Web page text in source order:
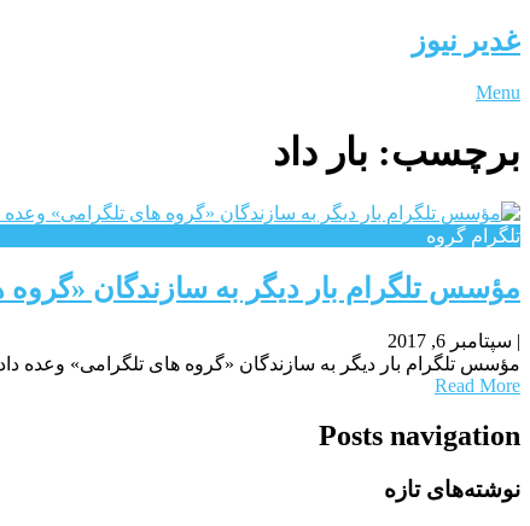
غدیر نیوز
Menu
برچسب: بار داد
تلگرام گروه
مؤسس تلگرام بار دیگر به سازندگان «گروه
| سپتامبر 6, 2017
مؤسس تلگرام بار دیگر به سازندگان «گروه های تلگرامی» وعده
Read More
Posts navigation
نوشته‌های تازه